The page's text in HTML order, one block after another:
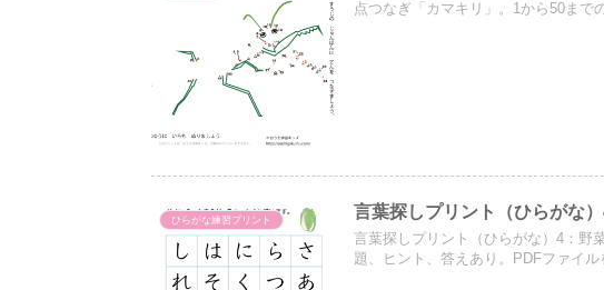
点つなぎ「カマキリ」。1から50まで
ひらがな練習プリント 言葉探しプリント（ひらがな
言葉探しプリント（ひらがな）4：野
題、ヒント、答えあり。PDFファイル